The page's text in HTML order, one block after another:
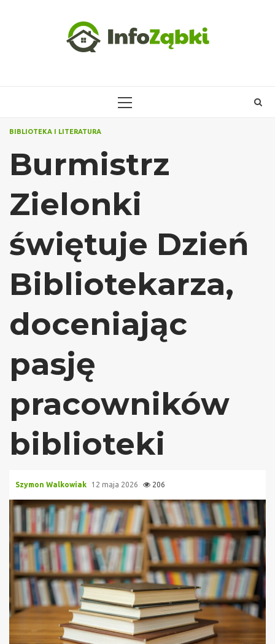
PRIMARY
BIBLIOTEKA I LITERATURA
Burmistrz
Zielonki
świętuje Dzień
Bibliotekarza,
doceniając
pasję
pracowników
biblioteki
Szymon Walkowiak 12 maja 2026 206